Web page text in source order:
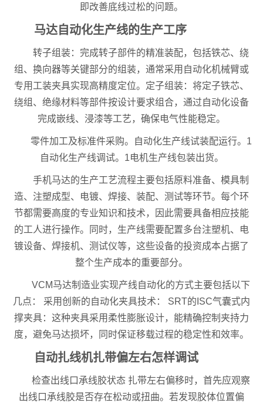
即改善底线过松的问题。
马达自动化生产线的生产工序
转子组装：完成转子部件的精准装配，包括铁芯、绕
组、换向器等关键部分的组装，通常采用自动化机械臂或
专用工装夹具实现高精度定位。定子组装：将定子铁芯、
绕组、绝缘材料等部件按设计要求组合，通过自动化设备
完成嵌线、浸漆等工艺，确保电气性能稳定。
零件加工及标准件采购。自动化生产线试装配运行。1
自动化生产线调试。1电机生产线包装出货。
手机马达的生产工艺流程主要包括原料准备、模具制
造、注塑成型、电镀、焊接、装配、测试等环节。每个环
节都需要高度的专业知识和技术，因此需要具备相应技能
的工人进行操作。同时，生产线需要配置多台注塑机、电
镀设备、焊接机、测试仪等，这些设备的投资成本占据了
整个生产成本的重要部分。
VCM马达制造业实现产线自动化的方式主要包括以下
几点： 采用创新的自动化夹具技术： SRT的ISC气囊式内
撑夹具：这种夹具采用柔性膨胀设计，能精确控制夹持力
度，避免马达损坏，同时保证移载过程的稳定性和效率。
自动扎线机扎带偏左右怎样调试
检查出线口承线胶状态 扎带左右偏移时，首先应观察
出线口承线胶是否存在松动或扭曲。若发现胶体位置偏